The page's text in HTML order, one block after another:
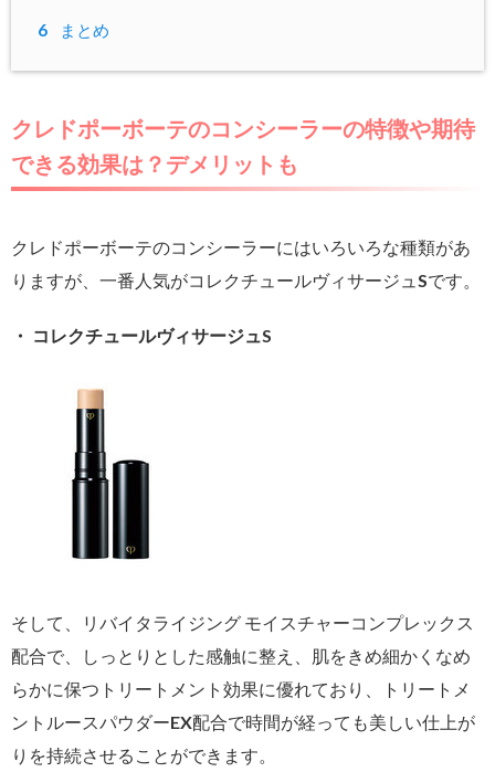
6 まとめ
クレドポーボーテのコンシーラーの特徴や期待
できる効果は？デメリットも
クレドポーボーテのコンシーラーにはいろいろな種類があ
りますが、一番人気がコレクチュールヴィサージュSです。
・ コレクチュールヴィサージュS
そして、リバイタライジング モイスチャーコンプレックス
配合で、しっとりとした感触に整え、肌をきめ細かくなめ
らかに保つトリートメント効果に優れており、トリートメ
ントルースパウダーEX配合で時間が経っても美しい仕上が
りを持続させることができます。